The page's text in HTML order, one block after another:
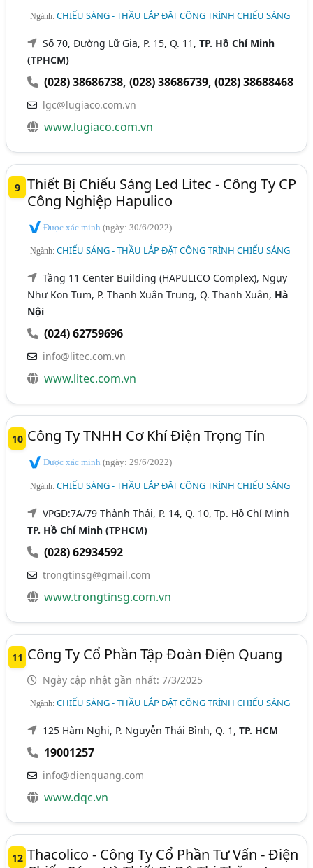
Ngành:CHIẾU SÁNG - THẦU LẮP ĐẶT CÔNG TRÌNH CHIẾU SÁNG
Số 70, Đường Lữ Gia, P. 15, Q. 11,TP. Hồ Chí Minh
(TPHCM)
(028) 38686738,(028) 38686739,(028) 38688468
lgc@lugiaco.com.vn
www.lugiaco.com.vn
9 Thiết Bị Chiếu Sáng Led Litec - Công Ty CP
Công Nghiệp Hapulico
Được xác minh(ngày: 30/6/2022)
Ngành:CHIẾU SÁNG - THẦU LẮP ĐẶT CÔNG TRÌNH CHIẾU SÁNG
Tầng 11 Center Building (HAPULICO Complex), Ngụy
Như Kon Tum, P. Thanh Xuân Trung, Q. Thanh Xuân, Hà
Nội
(024) 62759696
info@litec.com.vn
www.litec.com.vn
10 Công Ty TNHH Cơ Khí Điện Trọng Tín
Được xác minh(ngày: 29/6/2022)
Ngành:CHIẾU SÁNG - THẦU LẮP ĐẶT CÔNG TRÌNH CHIẾU SÁNG
VPGD:7A/79 Thành Thái, P. 14, Q. 10, Tp. Hồ Chí Minh
TP. Hồ Chí Minh (TPHCM)
(028) 62934592
trongtinsg@gmail.com
www.trongtinsg.com.vn
11 Công Ty Cổ Phần Tập Đoàn Điện Quang
Ngày cập nhật gần nhất: 7/3/2025
Ngành:CHIẾU SÁNG - THẦU LẮP ĐẶT CÔNG TRÌNH CHIẾU SÁNG
125 Hàm Nghi, P. Nguyễn Thái Bình, Q. 1,TP. HCM
19001257
info@dienquang.com
www.dqc.vn
12 Thacolico - Công Ty Cổ Phần Tư Vấn - Điện